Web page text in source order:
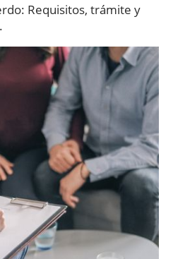
Requisitos, trámite y